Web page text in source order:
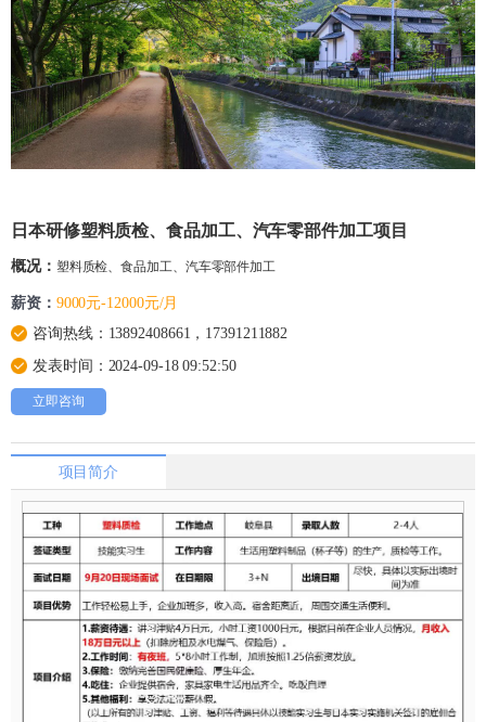
日本研修塑料质检、食品加工、汽车零部件加工项目
概况： 塑料质检、食品加工、汽车零部件加工
薪资： 9000元-12000元/月
咨询热线：13892408661，17391211882
发表时间：2024-09-18 09:52:50
立即咨询
项目简介